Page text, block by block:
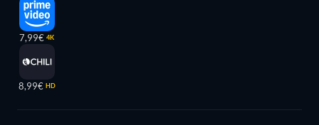
7,99€ 4K
8,99€ HD